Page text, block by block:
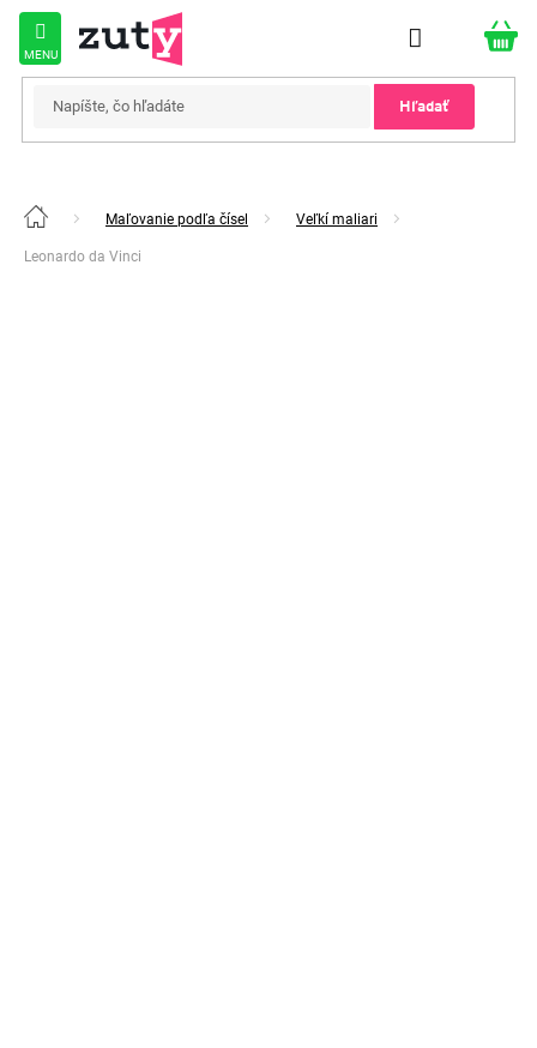
Prejsť
obsah
Hľadať
Domov Maľovanie podľa čísel Veľkí maliari
Leonardo da Vinci